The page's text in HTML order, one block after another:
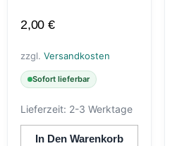
2,00€
zzgl. Versandkosten
Sofort lieferbar
Lieferzeit: 2-3 Werktage
In Den Warenkorb